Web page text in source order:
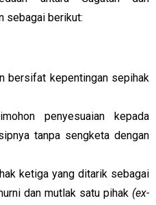
sebagai berikut:
bersifat kepentingan sepihak
penyesuaian kepada
tanpa sengketa dengan
ketiga yang ditarik sebagai
dan mutlak satu pihak (ex-